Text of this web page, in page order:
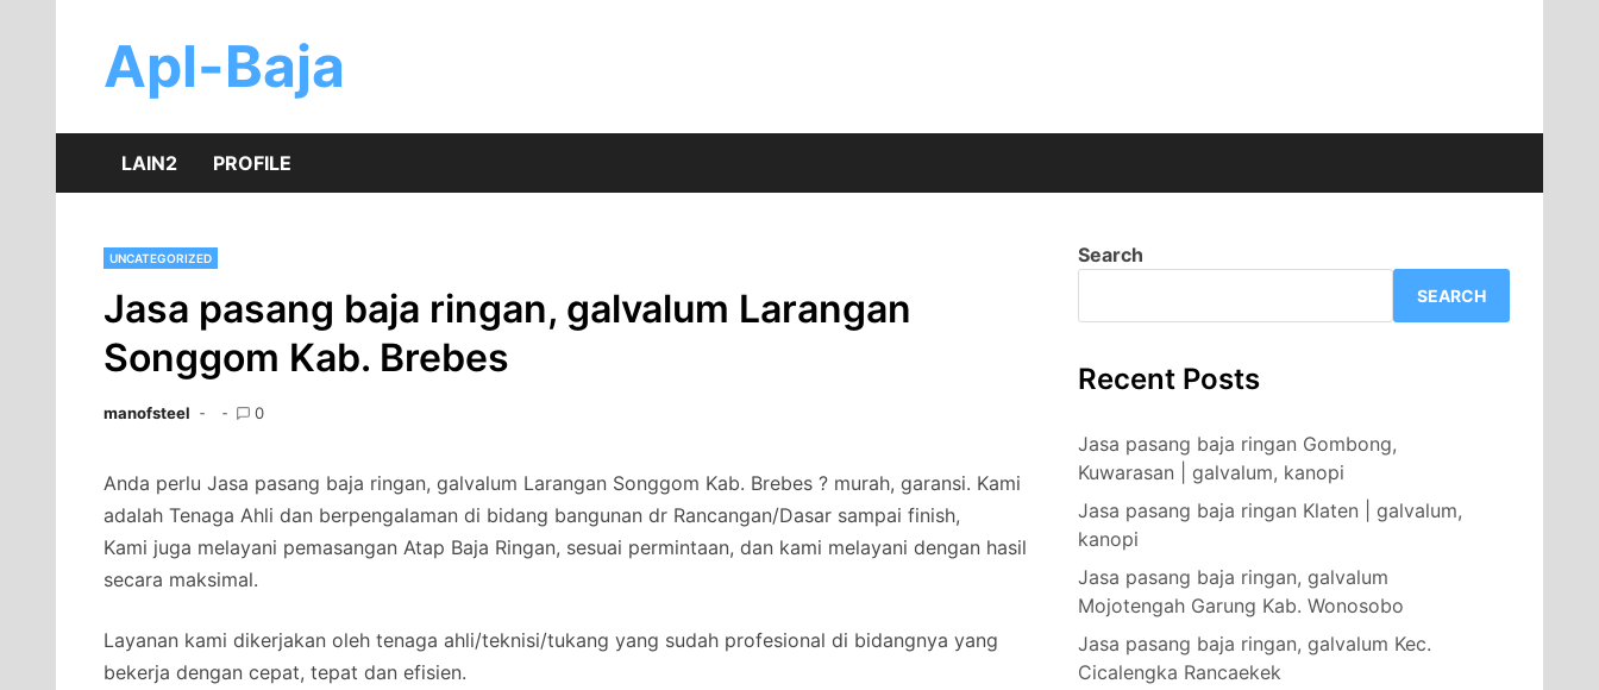
contentApl-Baja
LAIN2 PROFILE
UNCATEGORIZED
Jasa pasang baja ringan, galvalum Larangan
Songgom Kab. Brebes
manofsteel 0
Anda perlu Jasa pasang baja ringan, galvalum Larangan Songgom Kab. Brebes ? murah, garansi. Kami
adalah Tenaga Ahli dan berpengalaman di bidang bangunan dr Rancangan/Dasar sampai finish,
Kami juga melayani pemasangan Atap Baja Ringan, sesuai permintaan, dan kami melayani dengan hasil
secara maksimal.
Layanan kami dikerjakan oleh tenaga ahli/teknisi/tukang yang sudah profesional di bidangnya yang
bekerja dengan cepat, tepat dan efisien.
Search
SEARCH
Recent Posts
Jasa pasang baja ringan Gombong,
Kuwarasan | galvalum, kanopi
Jasa pasang baja ringan Klaten | galvalum,
kanopi
Jasa pasang baja ringan, galvalum
Mojotengah Garung Kab. Wonosobo
Jasa pasang baja ringan, galvalum Kec.
Cicalengka Rancaekek